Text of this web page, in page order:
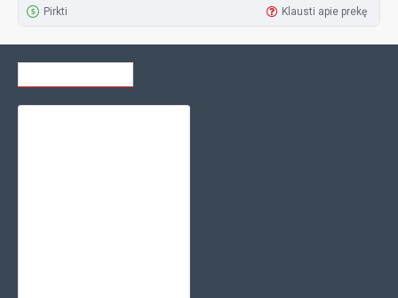
Pirkti Klausti apie prekę